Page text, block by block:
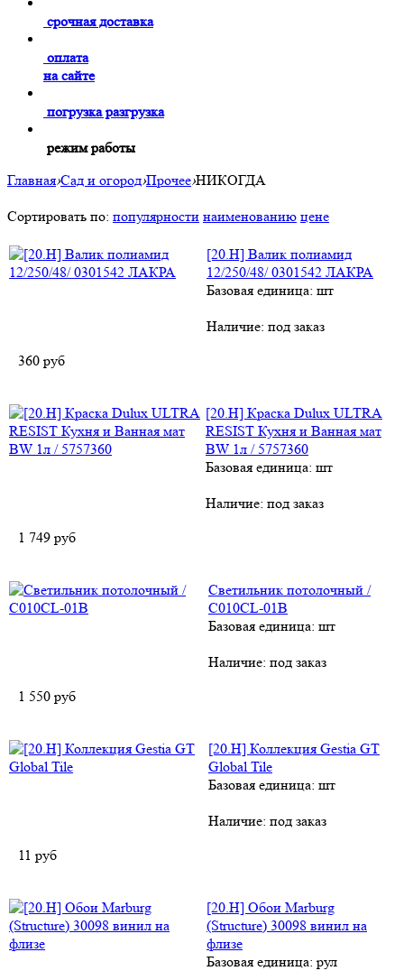
срочная доставка
оплата
на сайте
погрузка разгрузка
режим работы
Главная›Сад и огород›Прочее›НИКОГДА
Сортировать по: популярности наименованию цене
[20.H] Валик полиамид
12/250/48/ 0301542 ЛАКРА
Базовая единица: шт
Наличие: под заказ
360 руб
[20.H] Краска Dulux ULTRA
RESIST Кухня и Ванная мат
BW 1л / 5757360
Базовая единица: шт
Наличие: под заказ
1 749 руб
Светильник потолочный /
C010CL-01B
Базовая единица: шт
Наличие: под заказ
1 550 руб
[20.H] Коллекция Gestia GT
Global Tile
Базовая единица: шт
Наличие: под заказ
11 руб
[20.H] Обои Marburg
(Structure) 30098 винил на
флизе
Базовая единица: рул